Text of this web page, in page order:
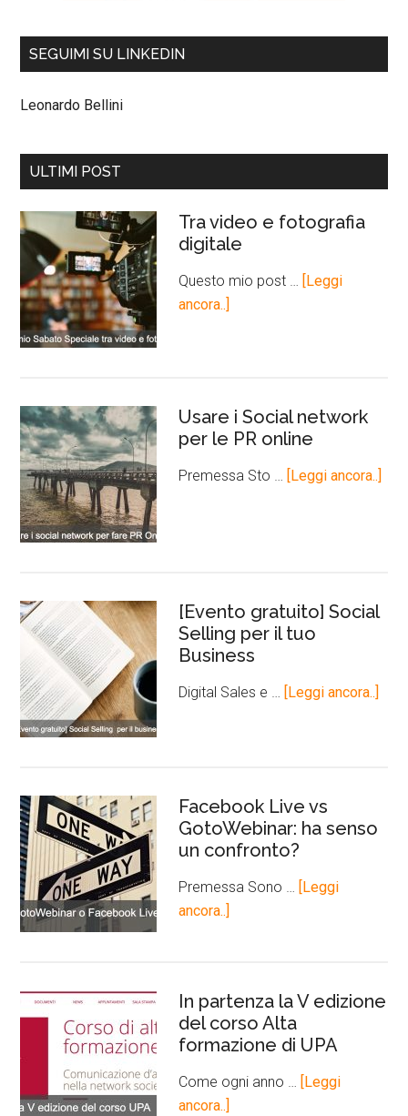
SEGUIMI SU LINKEDIN
Leonardo Bellini
ULTIMI POST
Tra video e fotografia
digitale
Questo mio post …
[Leggi
ancora..]
Usare i Social network
per le PR online
Premessa Sto … [Leggi ancora..]
[Evento gratuito] Social
Selling per il tuo
Business
Digital Sales e … [Leggi ancora..]
Facebook Live vs
GotoWebinar: ha senso
un confronto?
Premessa Sono …
[Leggi
ancora..]
In partenza la V edizione
del corso Alta
formazione di UPA
Come ogni anno …
[Leggi
ancora..]